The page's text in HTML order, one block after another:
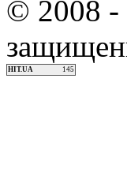
© 2008 -
HIT.UA 145